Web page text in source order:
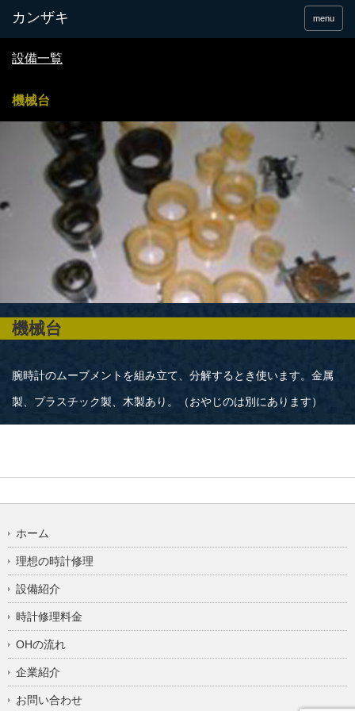
menu
設備一覧
機械台
機械台
腕時計のムーブメントを組み立て、分解するとき使います。金属
製、プラスチック製、木製あり。（おやじのは別にあります）
ホーム
理想の時計修理
設備紹介
時計修理料金
OHの流れ
企業紹介
お問い合わせ